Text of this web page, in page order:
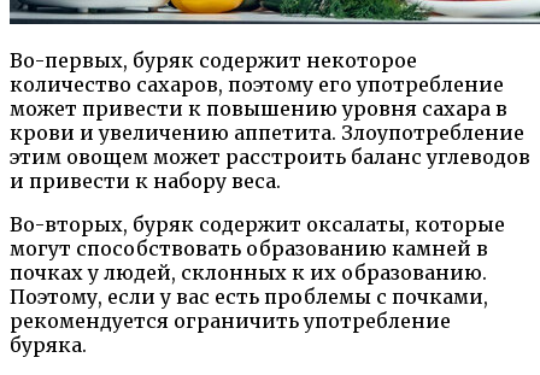
Во-первых, буряк содержит некоторое
количество сахаров, поэтому его употребление
может привести к повышению уровня сахара в
крови и увеличению аппетита. Злоупотребление
этим овощем может расстроить баланс углеводов
и привести к набору веса.
Во-вторых, буряк содержит оксалаты, которые
могут способствовать образованию камней в
почках у людей, склонных к их образованию.
Поэтому, если у вас есть проблемы с почками,
рекомендуется ограничить употребление
буряка.